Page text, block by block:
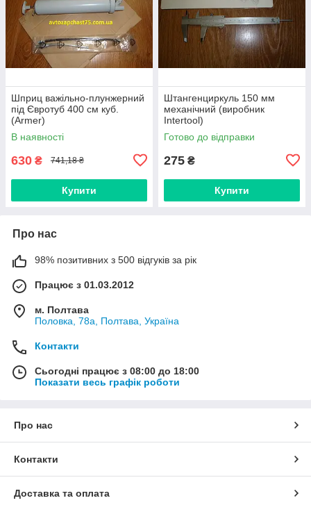
Шприц важільно-плунжерний
під Євротуб 400 см куб.
(Armer)
В наявності
630 ₴ 741,18 ₴
Купити
Штангенциркуль 150 мм
механічний (виробник
Intertool)
Готово до відправки
275 ₴
Купити
Про нас
98% позитивних з 500 відгуків за рік
Працює з 01.03.2012
м. Полтава
Половка, 78а, Полтава, Україна
Контакти
Сьогодні працює з 08:00 до 18:00
Показати весь графік роботи
Про нас
Контакти
Доставка та оплата